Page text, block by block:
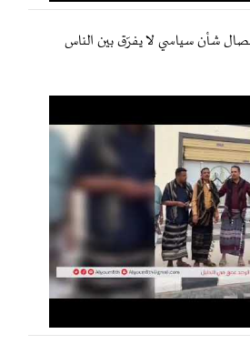
شأن سياسي لا يفرّق بين الناس